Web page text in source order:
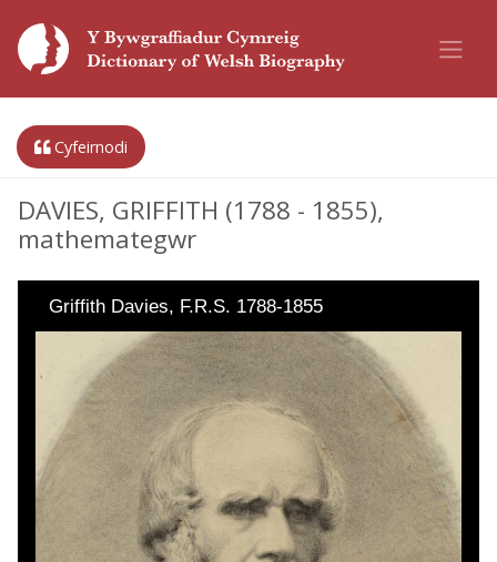
Cyfeirnodi
DAVIES, GRIFFITH (1788 - 1855),
mathemategwr
Griffith Davies, F.R.S. 1788-1855